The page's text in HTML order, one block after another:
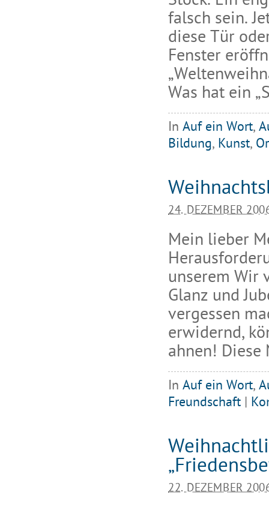
falsch sein.
diese Tür
Fenster
Was hat ein
In Auf ein Wort,
Bildung, Kunst,
24. DEZEMBER
Mein lieber
unserem Wir
Glanz und
vergessen
erwidernd,
ahnen!
In Auf ein Wort,
Freundschaft |
22. DEZEMBER